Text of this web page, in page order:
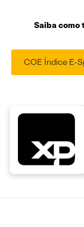
Saiba como
COE Índice E-